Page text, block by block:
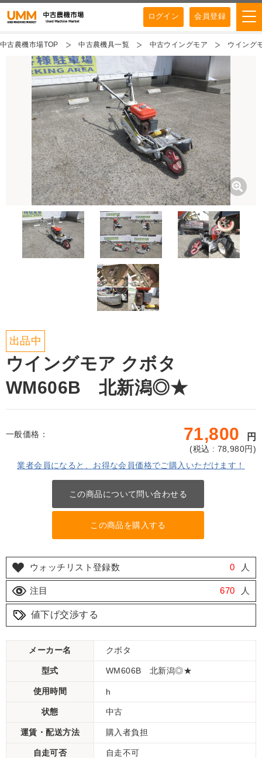
ログイン 会員登録
中古農機市場TOP 中古農機具一覧 中古ウイングモア ウイング
出品中
ウイングモア クボタ
WM606B 北新潟◎★
一般価格： 71,800 円
(税込 : 78,980円)
業者会員になると、お得な会員価格でご購入いただけます！
この商品について問い合わせる
この商品を購入する
ウォッチリスト登録数 0 人
注目 670 人
値下げ交渉する
メーカー名 クボタ
型式 WM606B 北新潟◎★
使用時間 h
状態 中古
運賃・配送方法 購入者負担
自走可否 自走不可